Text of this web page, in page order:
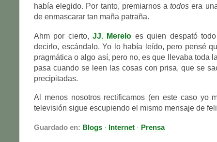
había elegido. Por tanto, premiarnos atodos era
de enmascarar tan maña patraña.
Ahm por cierto,JJ. Merelo es quien despató
decirlo, escándalo. Yo lo había leído, pero pensé
pragmática o algo así, pero no, es que llevaba toda
pasa cuando se leen las cosas con prisa, que se
precipitadas.
Al menos nosotros rectificamos (en este caso yo
televisión sigue escupiendo el mismo mensaje de
Guardado en: Blogs · Internet · Prensa